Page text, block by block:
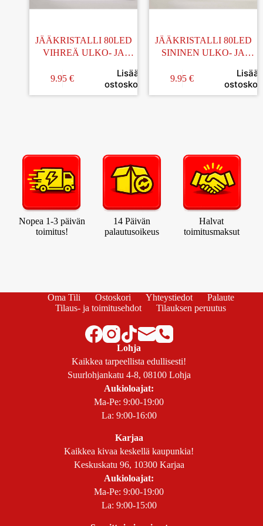
JÄÄKRISTALLI 80LED
VIHREÄ ULKO- JA
9.95 €
Lisää
ostoskoriin
JÄÄKRISTALLI 80LED
SININEN ULKO- JA
9.95 €
Lisää
Nopea 1-3 päivän
toimitus!
14 Päivän
palautusoikeus
Halvat
toimitusmaksut
Oma Tili Ostoskori Yhteystiedot
Palaute
Tilaus- ja toimitusehdot
Tilauksen peruutus
Lohja
Kaikkea tarpeellista edullisesti!
Suurlohjankatu 4-8, 08100 Lohja
Aukioloajat:
Ma-Pe: 9:00-19:00
La: 9:00-16:00
Karjaa
Kaikkea kivaa keskellä kaupunkia!
Keskuskatu 96, 10300 Karjaa
Aukioloajat:
Ma-Pe: 9:00-19:00
La: 9:00-15:00